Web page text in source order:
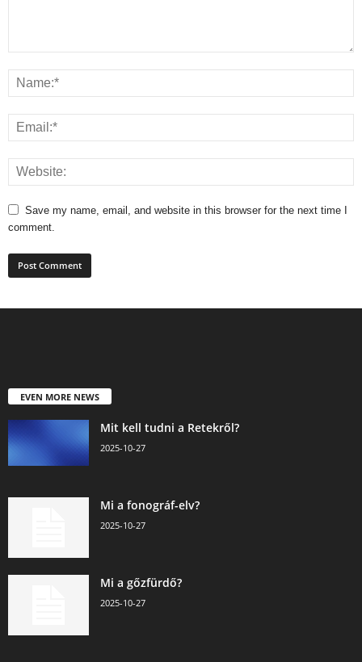
Save my name, email, and website in this browser for the next time I
comment.
EVEN MORE NEWS
Mit kell tudni a Retekről?
2025-10-27
Mi a fonográf-elv?
2025-10-27
Mi a gőzfürdő?
2025-10-27